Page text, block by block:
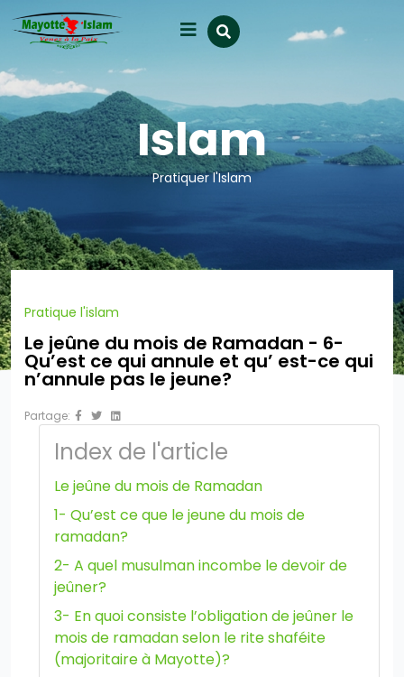
Islam
Pratiquer l'Islam
Pratique l'islam
Le jeûne du mois de Ramadan - 6-
Qu’est ce qui annule et qu’ est-ce qui
n’annule pas le jeune?
Partage:
Index de l'article
Le jeûne du mois de Ramadan
1- Qu’est ce que le jeune du mois de
ramadan?
2- A quel musulman incombe le devoir de
jeûner?
3- En quoi consiste l’obligation de jeûner le
mois de ramadan selon le rite shaféite
(majoritaire à Mayotte)?